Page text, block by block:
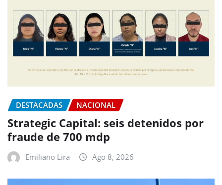
DESTACADAS NACIONAL
Strategic Capital: seis detenidos por
fraude de 700 mdp
Emiliano Lira Ago 8, 2026